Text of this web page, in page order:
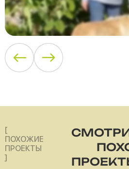
[
ПОХОЖИЕ
ПРОЕКТЫ
]